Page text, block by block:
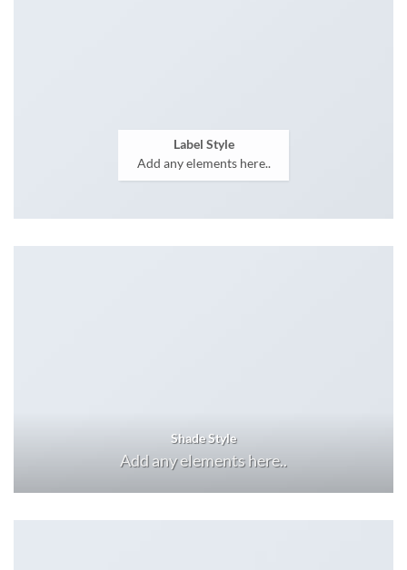
Label Style
Add any elements here..
Shade Style
Add any elements here..